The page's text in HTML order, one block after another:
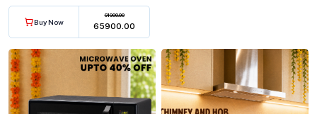
Buy Now
91900.00
₹65900.00